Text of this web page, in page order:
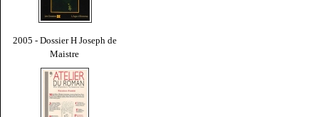
2005 - Dossier H Joseph de
Maistre